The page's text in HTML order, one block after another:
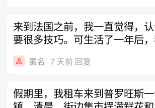
来到法国之前，我一直觉得，
要很多技巧。可生活了一年后
重要
匿名 7 天前 回复
假期里，我租车来到普罗旺斯